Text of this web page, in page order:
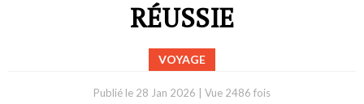
RÉUSSIE
VOYAGE
Publié le 28 Jan 2026 Vue 2486 fois